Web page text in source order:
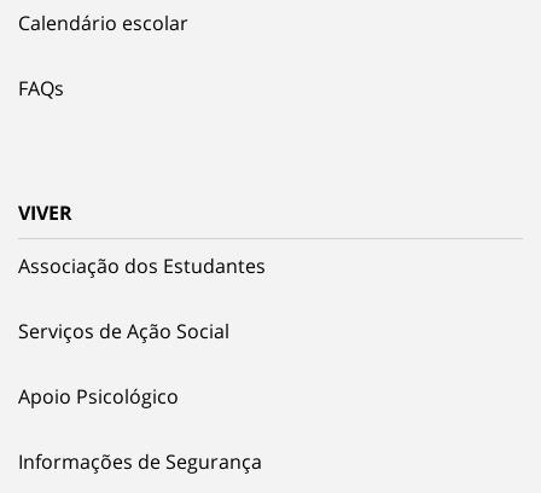
Calendário escolar
FAQs
VIVER
Associação dos Estudantes
Serviços de Ação Social
Apoio Psicológico
Informações de Segurança